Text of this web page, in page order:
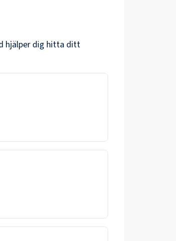
hjälper dig hitta ditt